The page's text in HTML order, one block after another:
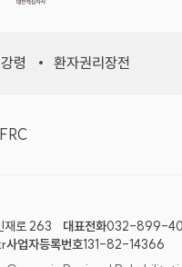
령 환자권리장전
IFRC
재로 263 대표전화032-899-
사업자등록번호131-82-14366